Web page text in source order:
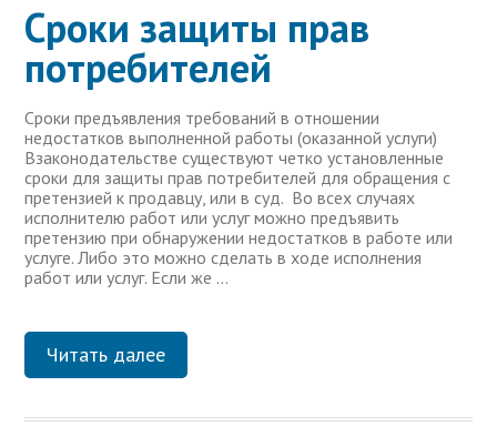
Сроки защиты прав
потребителей
Сроки предъявления требований в отношении
недостатков выполненной работы (оказанной услуги)
Взаконодательстве существуют четко установленные
сроки для защиты прав потребителей для обращения с
претензией к продавцу, или в суд. Во всех случаях
исполнителю работ или услуг можно предъявить
претензию при обнаружении недостатков в работе или
услуге. Либо это можно сделать в ходе исполнения
работ или услуг. Если же …
Читать далее